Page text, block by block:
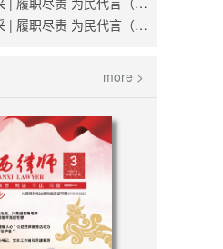
山西律师风采 | 履职尽责 为民代言（刘越）
more >